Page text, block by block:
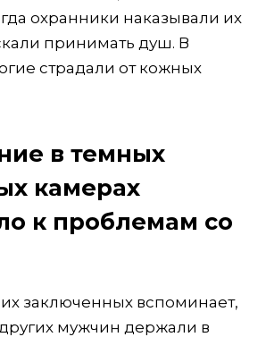
охранники наказывали их
принимать душ. В
страдали от кожных
в темных
камерах
к проблемам со
заключенных вспоминает,
других мужчин держали в